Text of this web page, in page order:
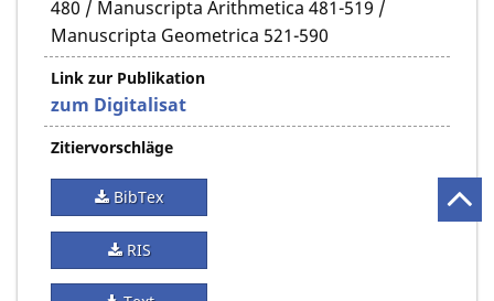
480 / Manuscripta Arithmetica 481-519 /
Manuscripta Geometrica 521-590
Link zur Publikation
zum Digitalisat
Zitiervorschläge
BibTex
RIS